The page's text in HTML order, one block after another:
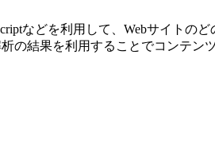
などを利用して、Webサイトの
の結果を利用することでコンテン